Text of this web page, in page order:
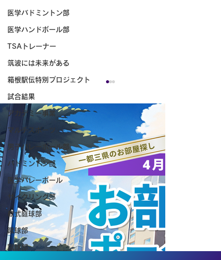
医学バドミントン部
医学ハンドボール部
TSAトレーナー
筑波には未来がある
箱根駅伝特別プロジェクト
試合結果
アカデミー事業
マルチスポーツ
男子バレーボール部
バドミントン部
医学バレーボール
サイクリング部
軟式庭球部
蹴球部
蹴球部
ANAホールディングス株式会社と連携協
定を締結